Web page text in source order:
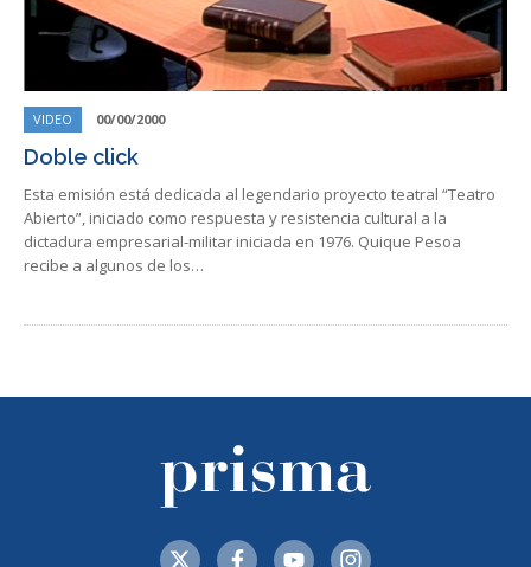
VIDEO 00/00/2000
Doble click
Esta emisión está dedicada al legendario proyecto teatral “Teatro
Abierto”, iniciado como respuesta y resistencia cultural a la
dictadura empresarial-militar iniciada en 1976. Quique Pesoa
recibe a algunos de los…